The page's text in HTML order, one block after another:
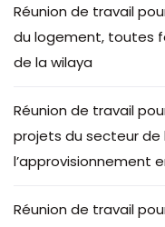
Réunion de travail
du logement, toutes
de la wilaya
Réunion de travail
projets du secteur de
l’approvisionnement
Réunion de travail